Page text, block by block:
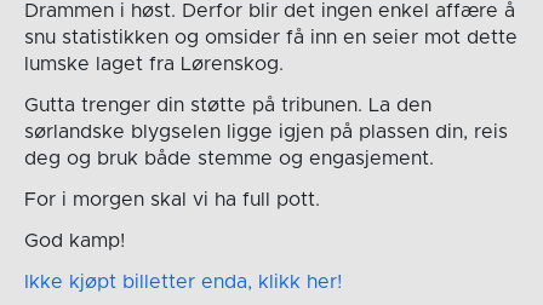
Drammen i høst. Derfor blir det ingen enkel affære å
snu statistikken og omsider få inn en seier mot dette
lumske laget fra Lørenskog.
Gutta trenger din støtte på tribunen. La den
sørlandske blygselen ligge igjen på plassen din, reis
deg og bruk både stemme og engasjement.
For i morgen skal vi ha full pott.
God kamp!
Ikke kjøpt billetter enda, klikk her!